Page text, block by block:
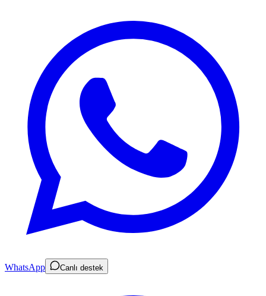
WhatsApp Canlı destek